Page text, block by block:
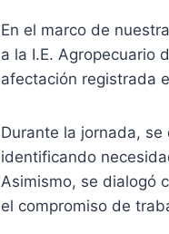
En el marco de
a la I.E. Agropecuario
afectación registrada
Durante la jornada,
identificando
Asimismo, se dialogó
el compromiso de